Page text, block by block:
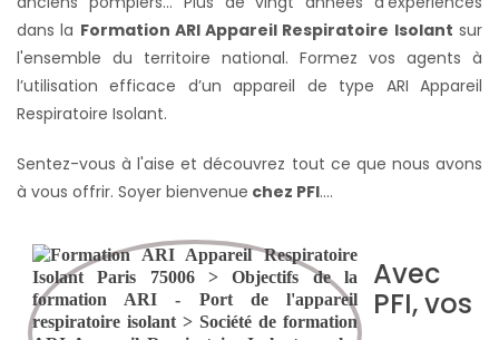
dans la Formation ARI Appareil Respiratoire Isolant sur
l'ensemble du territoire national. Formez vos agents à
l’utilisation efficace d’un appareil de type ARI Appareil
Respiratoire Isolant.
Sentez-vous à l'aise et découvrez tout ce que nous avons
à vous offrir. Soyer bienvenue chez PFI….
Avec
PFI, vos